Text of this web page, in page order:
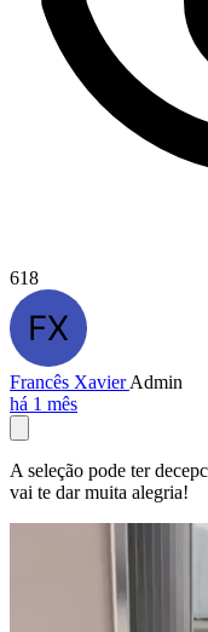
618
Francês XavierAdmin
há 1 mês
A seleção pode ter
vai te dar muita alegria!